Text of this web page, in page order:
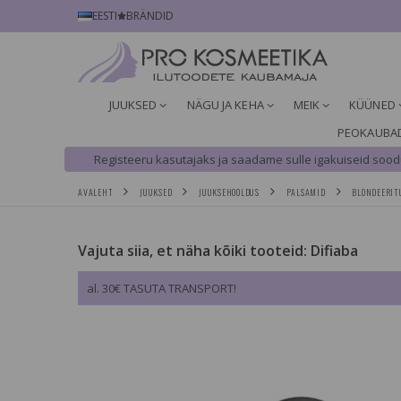
EESTI BRÄNDID
JUUKSED NÄGU JA KEHA MEIK KÜÜNED
Registeeru kasutajaks ja saadame sulle igakuiseid
AVALEHT JUUKSED JUUKSEHOOLDUS PALSAMID
Vajuta siia, et näha kõiki tooteid: Difiaba
al. 30€ TASUTA TRANSPORT!